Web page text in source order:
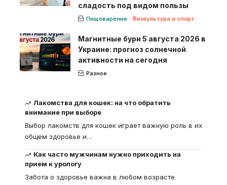
сладость под видом пользы
Пищеварение Физкультура и спорт
Магнитные бури 5 августа 2026 в
Украине: прогноз солнечной
активности на сегодня
Разное
Лакомства для кошек: на что обратить
внимание при выборе
Выбор лакомств для кошек играет важную роль в их
общем здоровье и…
Как часто мужчинам нужно приходить на
прием к урологу
Забота о здоровье важна в любом возрасте.